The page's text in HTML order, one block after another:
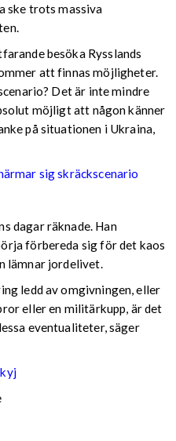
ske trots massiva
besöka Rysslands
att finnas möjligheter.
Det är inte mindre
möjligt att någon känner
på situationen i Ukraina,
sig skräckscenario
dagar räknade. Han
förbereda sig för det kaos
lämnar jordelivet.
ledd av omgivningen, eller
eller en militärkupp, är det
eventualiteter, säger